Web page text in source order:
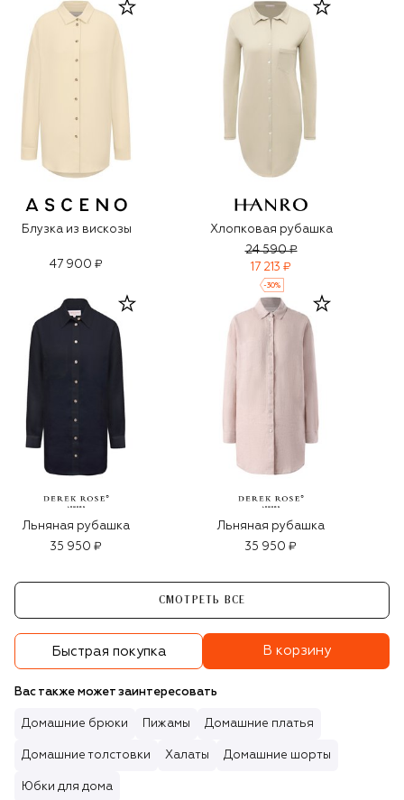
Блузка из вискозы
47 900 ₽
Хлопковая рубашка
24 590 ₽
17 213 ₽
-30%
Льняная рубашка
35 950 ₽
Льняная рубашка
35 950 ₽
СМОТРЕТЬ ВСЕ
Быстрая покупка В корзину
Вас также может заинтересовать
Домашние брюки Пижамы Домашние платья
Домашние толстовки Халаты Домашние шорты
Юбки для дома